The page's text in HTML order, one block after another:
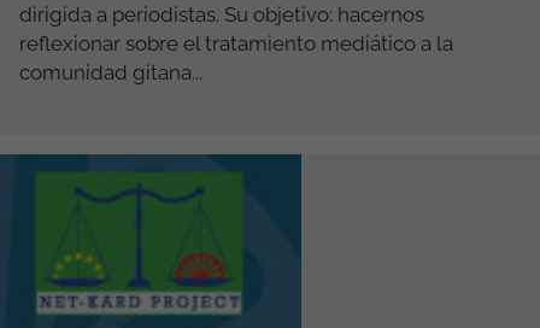
dirigida a periodistas. Su objetivo: hacernos
reflexionar sobre el tratamiento mediático a la
comunidad gitana...